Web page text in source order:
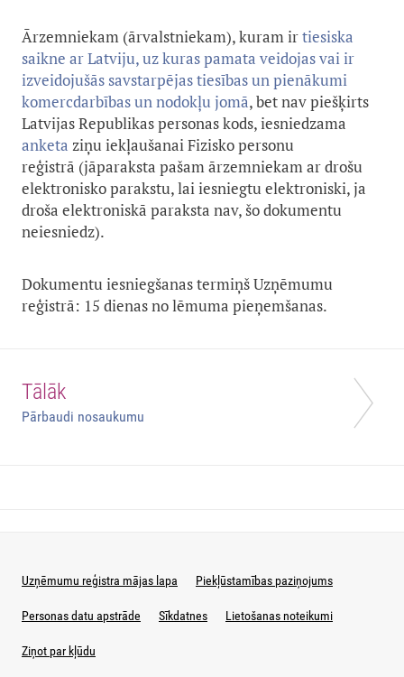
Ārzemniekam (ārvalstniekam), kuram irtiesiska
saikne ar Latviju, uz kuras pamata veidojas vai ir
izveidojušās savstarpējas tiesības un pienākumi
komercdarbības un nodokļu jomā, bet nav piešķirts
Latvijas Republikas personas kods, iesniedzama
anketa ziņu iekļaušanai Fizisko personu
reģistrā (jāparaksta pašam ārzemniekam ar drošu
elektronisko parakstu, lai iesniegtu elektroniski, ja
droša elektroniskā paraksta nav, šo dokumentu
neiesniedz).
Dokumentu iesniegšanas termiņš Uzņēmumu
reģistrā: 15 dienas no lēmuma pieņemšanas.
Tālāk
Pārbaudi nosaukumu
Uzņēmumu reģistra mājas lapa Piekļūstamības paziņojums
Personas datu apstrāde Sīkdatnes Lietošanas noteikumi
Ziņot par kļūdu